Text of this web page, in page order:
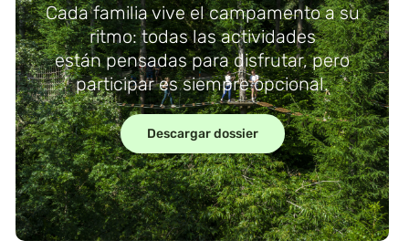
Cada familia vive el campamento a su
ritmo: todas las actividades
están pensadas para disfrutar, pero
participar es siempre opcional.
Descargar dossier